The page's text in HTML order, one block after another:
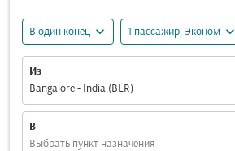
В один конец expand_more 1 пассажир, Эконом expand_more
Из
Bangalore - India (BLR)
В
Выбрать пункт назначения